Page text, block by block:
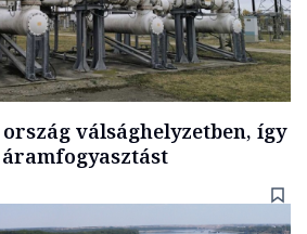
válsághelyzetben, így